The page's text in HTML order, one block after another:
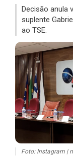
Decisão anula
suplente
ao TSE.
Foto: Instagram |